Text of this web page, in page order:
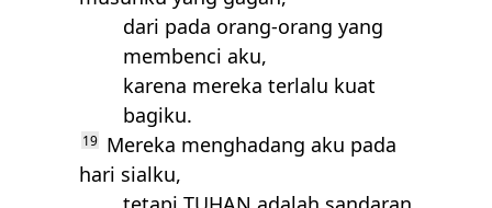
dari pada orang-orang yang
membenci aku,
karena mereka terlalu kuat
bagiku.
19 Mereka menghadang aku pada
hari sialku,